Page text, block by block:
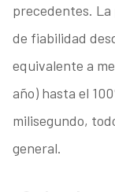
precedentes.
de fiabilidad
equivalente a
año) hasta el
milisegundo,
general.